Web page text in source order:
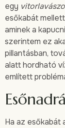
egy
esőkabát
aminek a
szerintem ez
pillantásban,
alatt hordható
említett
Ha az esőkabát